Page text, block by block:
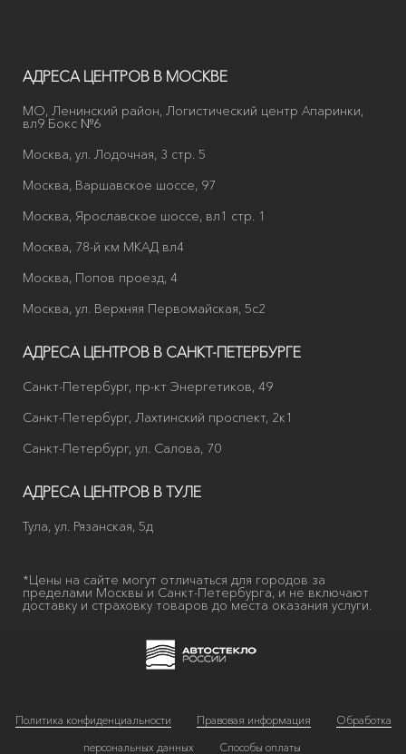
АДРЕСА ЦЕНТРОВ В МОСКВЕ
МО, Ленинский район, Логистический центр Апаринки,
вл9 Бокс №6
Москва, ул. Лодочная, 3 стр. 5
Москва, Варшавское шоссе, 97
Москва, Ярославское шоссе, вл1 стр. 1
Москва, 78-й км МКАД вл4
Москва, Попов проезд, 4
Москва, ул. Верхняя Первомайская, 5с2
АДРЕСА ЦЕНТРОВ В САНКТ-ПЕТЕРБУРГЕ
Санкт-Петербург, пр-кт Энергетиков, 49
Санкт-Петербург, Лахтинский проспект, 2к1
Санкт-Петербург, ул. Салова, 70
АДРЕСА ЦЕНТРОВ В ТУЛЕ
Тула, ул. Рязанская, 5д
*Цены на сайте могут отличаться для городов за
пределами Москвы и Санкт-Петербурга, и не включают
доставку и страховку товаров до места оказания услуги.
Политика конфиденциальности Правовая информация
Обработка
персональных данных
Способы оплаты